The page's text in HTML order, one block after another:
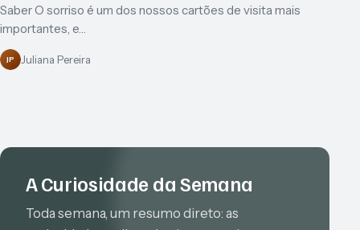
Saber O sorriso é um dos nossos cartões de visita mais
importantes, e…
JP Juliana Pereira
A Curiosidade da Semana
Toda semana, um resumo direto: as